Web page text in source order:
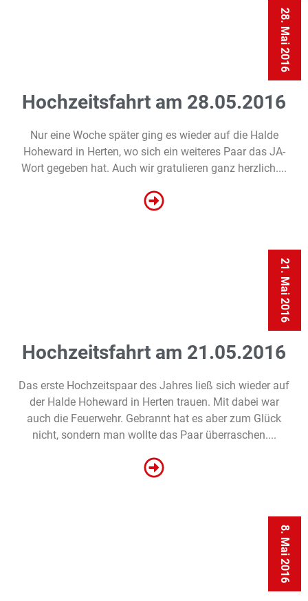
28. Mai 2016
Hochzeitsfahrt am 28.05.2016
Nur eine Woche später ging es wieder auf die Halde
Hoheward in Herten, wo sich ein weiteres Paar das JA-
Wort gegeben hat. Auch wir gratulieren ganz herzlich....
21. Mai 2016
Hochzeitsfahrt am 21.05.2016
Das erste Hochzeitspaar des Jahres ließ sich wieder auf
der Halde Hoheward in Herten trauen. Mit dabei war
auch die Feuerwehr. Gebrannt hat es aber zum Glück
nicht, sondern man wollte das Paar überraschen....
8. Mai 2016